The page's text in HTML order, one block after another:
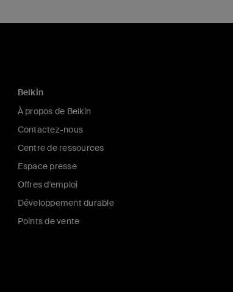
Belkin
À propos de Belkin
Contactez-nous
Centre de ressources
Espace presse
Offres d'emploi
Développement durable
Points de vente